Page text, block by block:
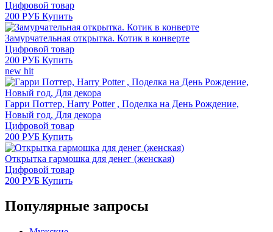
Цифровой товар
200 РУБ Купить
Замурчательная открытка. Котик в конверте
Цифровой товар
200 РУБ Купить
new hit
Гарри Поттер, Harry Potter , Поделка на День Рождение,
Новый год, Для декора
Цифровой товар
200 РУБ Купить
Открытка гармошка для денег (женская)
Цифровой товар
200 РУБ Купить
Популярные запросы